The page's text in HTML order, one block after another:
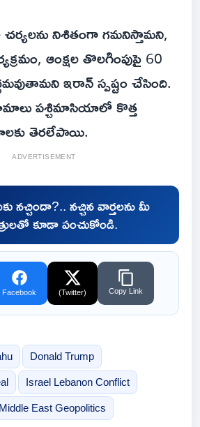
నిశితంగా గమనిస్తామని,
ఆంక్షల తొలగింపుపై 60
ఇరాన్ స్పష్టం చేసింది.
పశ్చిమాసియాలో కొత్త
తెరలేపాయి.
ADVERTISEMENT
నచ్చిందా?.. నచ్చిన వార్తలను మీ
కూడా పంచుకోండి.
Facebook (Twitter) Copy Link
Donald Trump
Israel Lebanon Conflict
Middle East Geopolitics